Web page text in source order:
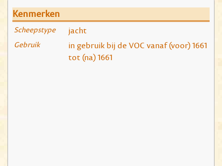
Kenmerken
Scheepstype jacht
Gebruik
in gebruik bij de VOC vanaf (voor) 1661
tot (na) 1661